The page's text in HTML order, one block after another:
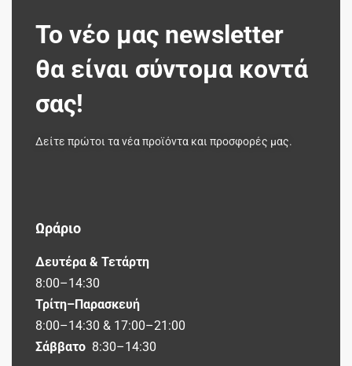
Το νέο μας newsletter
θα είναι σύντομα κοντά
σας!
Δείτε πρώτοι τα νέα προϊόντα και προσφορές μας.
Ωράριο
Δευτέρα & Τετάρτη
8:00–14:30
Τρίτη–Παρασκευή
8:00–14:30 & 17:00–21:00
Σάββατο 8:30–14:30